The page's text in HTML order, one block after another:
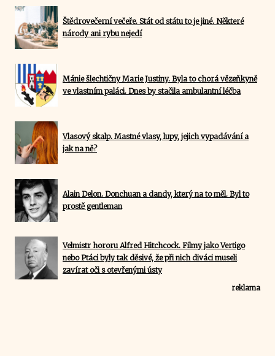
Štědrovečerní večeře. Stát od státu to je jiné. Některé
národy ani rybu nejedí
Mánie šlechtičny Marie Justiny. Byla to chorá vězeňkyně
ve vlastním paláci. Dnes by stačila ambulantní léčba
Vlasový skalp. Mastné vlasy, lupy, jejich vypadávání a
jak na ně?
Alain Delon. Donchuan a dandy, který na to měl. Byl to
prostě gentleman
Velmistr hororu Alfred Hitchcock. Filmy jako Vertigo
nebo Ptáci byly tak děsivé, že při nich diváci museli
zavírat oči s otevřenými ústy
reklama